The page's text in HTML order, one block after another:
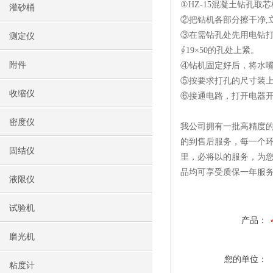
灌砂桶
测定仪
附件
收缩仪
密度仪
固结仪
液限仪
试验机
磨光机
粘度计
①HZ-15混凝土钻孔取
②把钻机各部分擦干净,
③在需钻孔处先用电钻
∮19×50的孔处上紧。
④钻机固定好后，将水
⑤按要求打孔的尺寸装
⑥接通电路，打开电器
我公司拥有一批高精度
的到售后服务，每一个
里，必将以的服务，为
品均可享受质保一年服
产品：
您的单位：